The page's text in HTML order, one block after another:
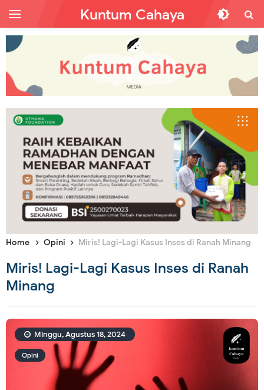
Kuntum Cahaya
Home Opini Miris! Lagi-Lagi Kasus Inses di Ranah Minang
Miris! Lagi-Lagi Kasus Inses di Ranah
Minang
Opini
Minggu, Agustus 18, 2024